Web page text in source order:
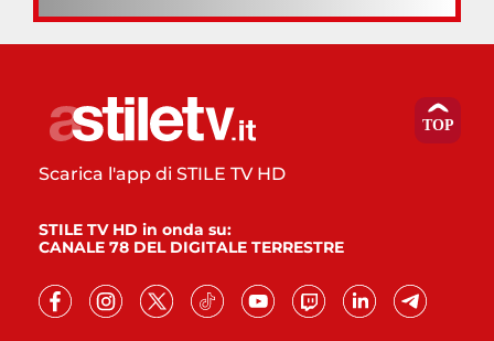
Scarica l'app di STILE TV HD
STILE TV HD in onda su:
CANALE 78 DEL DIGITALE TERRESTRE